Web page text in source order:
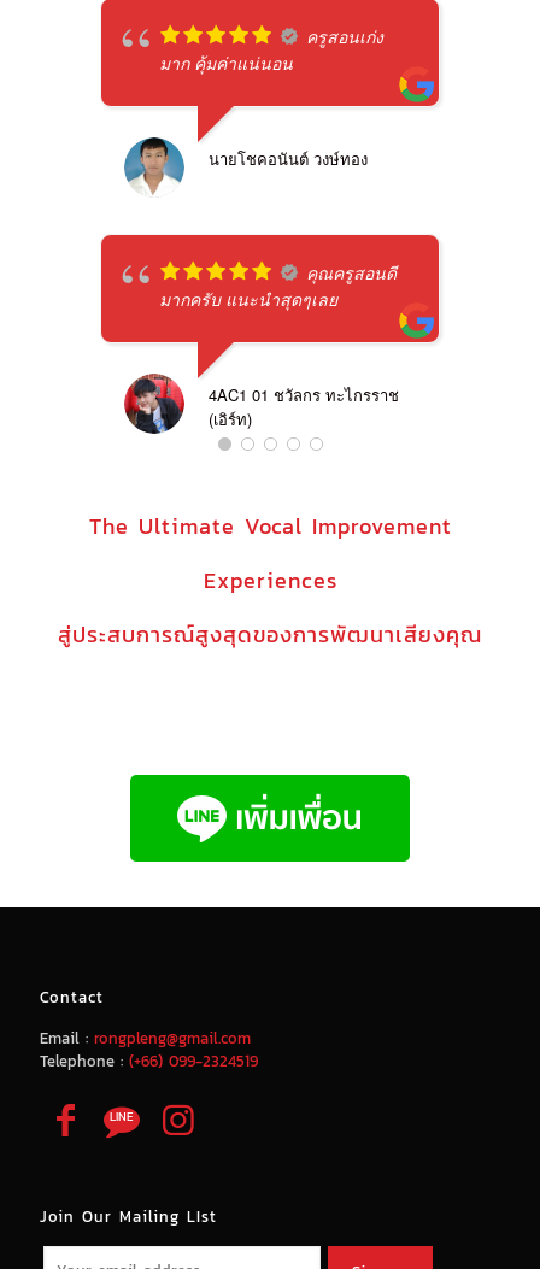
ครูสอนเก่ง
มาก คุ้มค่าแน่นอน
นายโชคอนันต์ วงษ์ทอง
คุณครูสอนดี
มากครับ แนะนำสุดๆเลย
4AC1 01 ชวัลกร ทะไกรราช
(เอิร์ท)
The Ultimate Vocal Improvement
Experiences
สู่ประสบการณ์สูงสุดของการพัฒนาเสียงคุณ
Contact
Email : rongpleng@gmail.com
Telephone : (+66) 099-2324519
Join Our Mailing LIst